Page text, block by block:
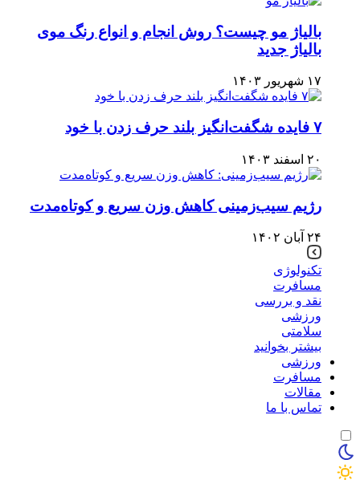
بالیاژ مو چیست؟ روش انجام و انواع رنگ موی
بالیاژ جدید
۱۷ شهریور ۱۴۰۳
۷ فایده شگفت‌انگیز بلند حرف زدن با خود
۲۰ اسفند ۱۴۰۳
رژیم سیب‌زمینی کاهش وزن سریع و کوتاه‌مدت
۲۴ آبان ۱۴۰۲
تکنولوژی
مسافرت
نقد و بررسی
ورزشی
سلامتی
بیشتر بخوانید
ورزشی
مسافرت
مقالات
تماس با ما